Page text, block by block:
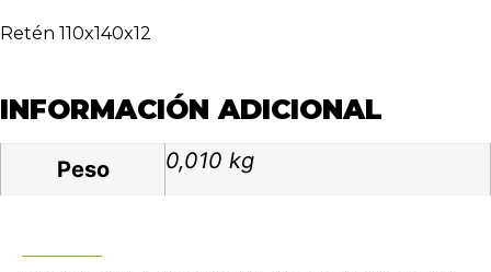
Retén 110x140x12
INFORMACIÓN ADICIONAL
Peso 0,010 kg